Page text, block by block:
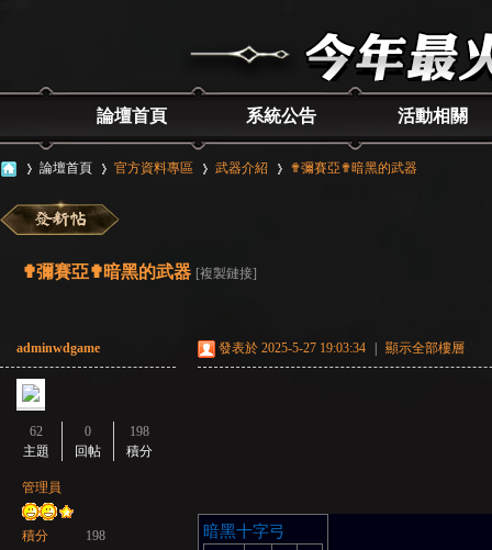
論壇首頁 系統公告 活動相關
論壇首頁
›
官方資料專區 武器介紹 ✟彌賽亞✟暗黑的武器
✟彌賽亞✟暗黑的武器 [複製鏈接]
adminwdgame
62
主題
0
回帖
198
積分
管理員
積分 198
發表於 2025-5-27 19:03:34 顯示全部樓層
暗黑十字弓